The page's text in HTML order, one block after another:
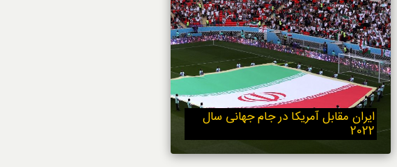
ورزش/ سلامت/ زیبایی
تکنولوژی
خودرو
خوردنی‌ها
ایران مقابل آمریکا در جام جهانی سال
2022